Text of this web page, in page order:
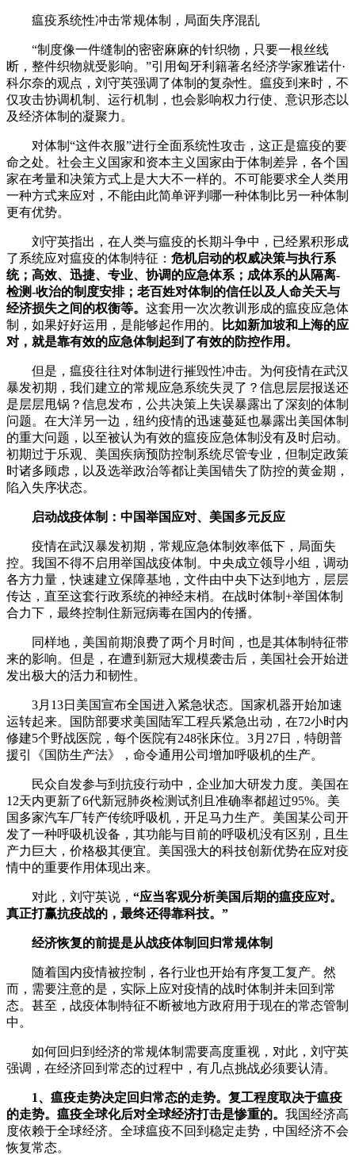
瘟疫系统性冲击常规体制，局面失序混乱
“制度像一件缝制的密密麻麻的针织物，只要一根丝线
断，整件织物就受影响。”引用匈牙利籍著名经济学家雅诺什·
科尔奈的观点，刘守英强调了体制的复杂性。瘟疫到来时，不
仅攻击协调机制、运行机制，也会影响权力行使、意识形态以
及经济体制的凝聚力。
对体制“这件衣服”进行全面系统性攻击，这正是瘟疫的要
命之处。社会主义国家和资本主义国家由于体制差异，各个国
家在考量和决策方式上是大大不一样的。不可能要求全人类用
一种方式来应对，不能由此简单评判哪一种体制比另一种体制
更有优势。
刘守英指出，在人类与瘟疫的长期斗争中，已经累积形成
了系统应对瘟疫的体制特征： 危机启动的权威决策与执行系
统；高效、迅捷、专业、协调的应急体系；成体系的从隔离-
检测-收治的制度安排；老百姓对体制的信任以及人命关天与
经济损失之间的权衡等。 这套用一次次教训形成的瘟疫应急体
制，如果好好运用，是能够起作用的。
比如新加坡和上海的应
对，就是靠有效的应急体制起到了有效的防控作用。
但是，瘟疫往往对体制进行摧毁性冲击。为何疫情在武汉
暴发初期，我们建立的常规应急系统失灵了？信息层层报送还
是层层甩锅？信息发布，公共决策上失误暴露出了深刻的体制
问题。在大洋另一边，纽约疫情的迅速蔓延也暴露出美国体制
的重大问题，以至被认为有效的瘟疫应急体制没有及时启动。
初期过于乐观、美国疾病预防控制系统尽管专业，但制定政策
时诸多顾虑，以及选举政治等都让美国错失了防控的黄金期，
陷入失序状态。
启动战疫体制：中国举国应对、美国多元反应
疫情在武汉暴发初期，常规应急体制效率低下，局面失
控。我国不得不启用举国战疫体制。中央成立领导小组，调动
各方力量，快速建立保障基地，文件由中央下达到地方，层层
传达，直至这套行政系统的神经末梢。在战时体制+举国体制
合力下，最终控制住新冠病毒在国内的传播。
同样地，美国前期浪费了两个月时间，也是其体制特征带
来的影响。但是，在遭到新冠大规模袭击后，美国社会开始迸
发出极大的活力和韧性。
3月13日美国宣布全国进入紧急状态。国家机器开始加速
运转起来。国防部要求美国陆军工程兵紧急出动，在72小时内
修建5个野战医院，每个医院有248张床位。3月27日，特朗普
援引《国防生产法》，命令通用公司增加呼吸机的生产。
民众自发参与到抗疫行动中，企业加大研发力度。美国在
12天内更新了6代新冠肺炎检测试剂且准确率都超过95%。美
国多家汽车厂转产传统呼吸机，开足马力生产。美国某公司开
发了一种呼吸机设备，其功能与目前的呼吸机没有区别，且生
产力巨大，价格极其便宜。美国强大的科技创新优势在应对疫
情中的重要作用体现出来。
对此，刘守英说， “应当客观分析美国后期的瘟疫应对。
真正打赢抗疫战的，最终还得靠科技。”
经济恢复的前提是从战疫体制回归常规体制
随着国内疫情被控制，各行业也开始有序复工复产。然
而，需要注意的是，实际上应对疫情的战时体制并未回到常
态。甚至，战疫体制特征不断被地方政府用于现在的常态管制
中。
如何回归到经济的常规体制需要高度重视，对此，刘守英
强调，在经济回到常态的过程中，有几点挑战必须要认清。
1、瘟疫走势决定回归常态的走势。复工程度取决于瘟疫
的走势。瘟疫全球化后对全球经济打击是惨重的。 我国经济高
度依赖于全球经济。全球瘟疫不回到稳定走势，中国经济不会
恢复常态。